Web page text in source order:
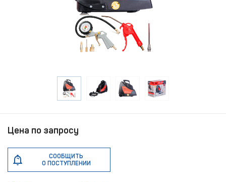
Цена по запросу
СООБЩИТЬ
О ПОСТУПЛЕНИИ